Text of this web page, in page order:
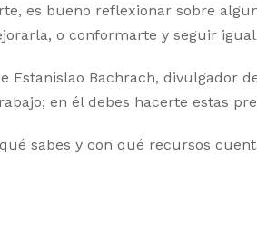
es bueno reflexionar sobre
o conformarte y seguir
Bachrach, divulgador
en él debes hacerte estas
sabes y con qué recursos